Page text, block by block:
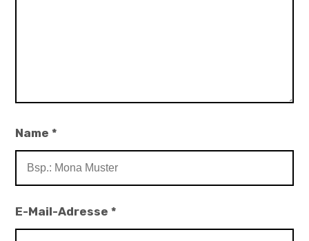
Name*
E-Mail-Adresse*